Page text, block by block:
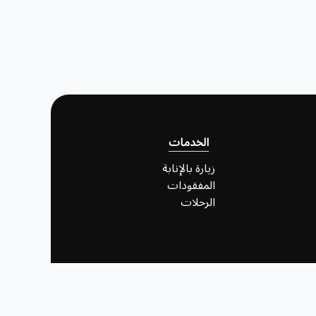
الخدمات
زيارة بالإنابة
المفقودات
الرحلات